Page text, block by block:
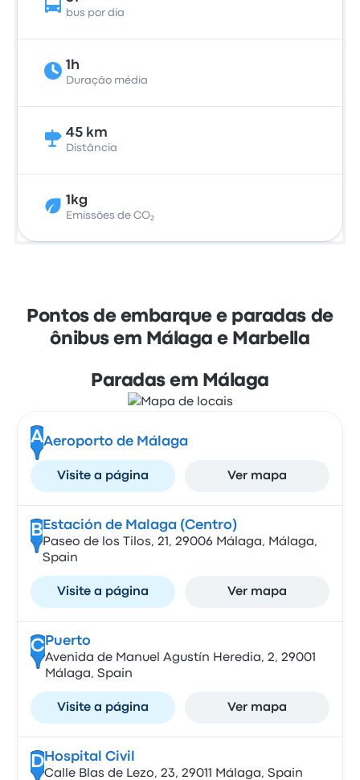
bus por dia
1h
Duração média
45 km
Distância
1kg
Emissões de CO₂
Pontos de embarque e paradas de
ônibus em Málaga e Marbella
Paradas em Málaga
AAeroporto de Málaga
Visite a página Ver mapa
B Estación de Malaga (Centro)
Paseo de los Tilos, 21, 29006 Málaga, Málaga,
Spain
Visite a página Ver mapa
CPuerto
Avenida de Manuel Agustín Heredia, 2, 29001
Málaga, Spain
Visite a página Ver mapa
DHospital Civil
Calle Blas de Lezo, 23, 29011 Málaga, Spain